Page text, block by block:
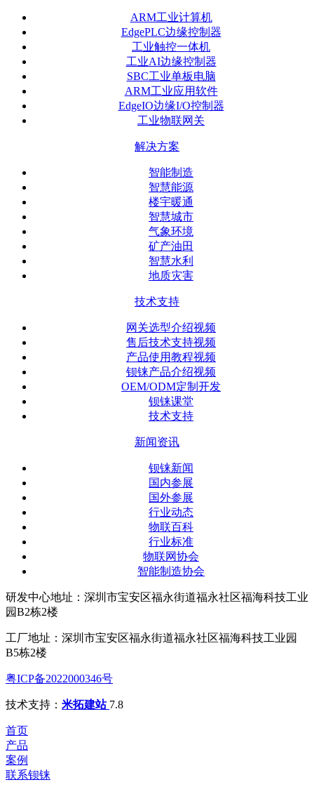
ARM工业计算机
EdgePLC边缘控制器
工业触控一体机
工业AI边缘控制器
SBC工业单板电脑
ARM工业应用软件
EdgeIO边缘I/O控制器
工业物联网关
解决方案
智能制造
智慧能源
楼宇暖通
智慧城市
气象环境
矿产油田
智慧水利
地质灾害
技术支持
网关选型介绍视频
售后技术支持视频
产品使用教程视频
钡铼产品介绍视频
OEM/ODM定制开发
钡铼课堂
技术支持
新闻资讯
钡铼新闻
国内参展
国外参展
行业动态
物联百科
行业标准
物联网协会
智能制造协会
研发中心地址：深圳市宝安区福永街道福永社区福海科技工业
园B2栋2楼
工厂地址：深圳市宝安区福永街道福永社区福海科技工业园
B5栋2楼
粤ICP备2022000346号
技术支持： 米拓建站 7.8
首页
产品
案例
联系钡铼